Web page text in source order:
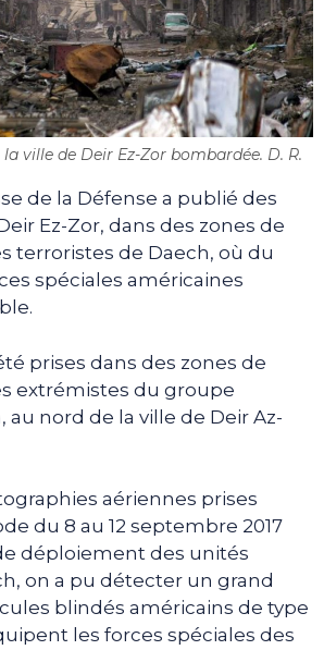
ville de Deir Ez-Zor bombardée. D. R.
de la Défense a publié des
Ez-Zor, dans des zones de
terroristes de Daech, où du
spéciales américaines
prises dans des zones de
extrémistes du groupe
au nord de la ville de Deir Az-
aériennes prises
du 8 au 12 septembre 2017
déploiement des unités
on a pu détecter un grand
blindés américains de type
les forces spéciales des